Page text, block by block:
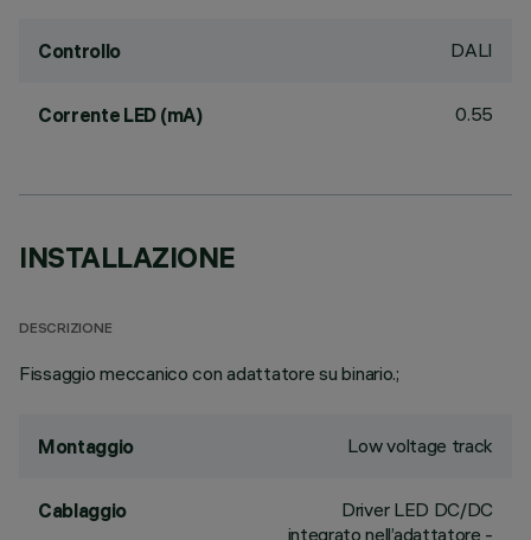
Controllo DALI
Corrente LED (mA) 0.55
INSTALLAZIONE
DESCRIZIONE
Fissaggio meccanico con adattatore su binario.;
Montaggio Low voltage track
Cablaggio
Driver LED DC/DC
integrato nell’adattatore -